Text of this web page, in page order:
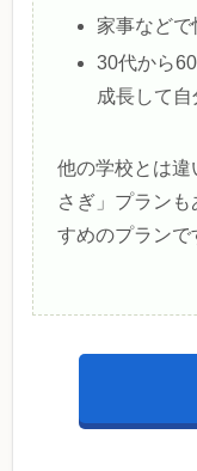
家事など
30代から
成長して
他の学校とは違
さぎ」プラン
すめのプランで